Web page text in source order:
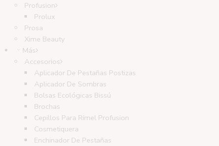
Profusion
Prolux
Prosa
Xime Beauty
Más
Accesorios
Aplicador De Pestañas Postizas
Aplicador De Sombras
Bolsas Ecológicas Bissú
Brochas
Cepillos Para Rímel Profusion
Cosmetiquera
Enchinador De Pestañas